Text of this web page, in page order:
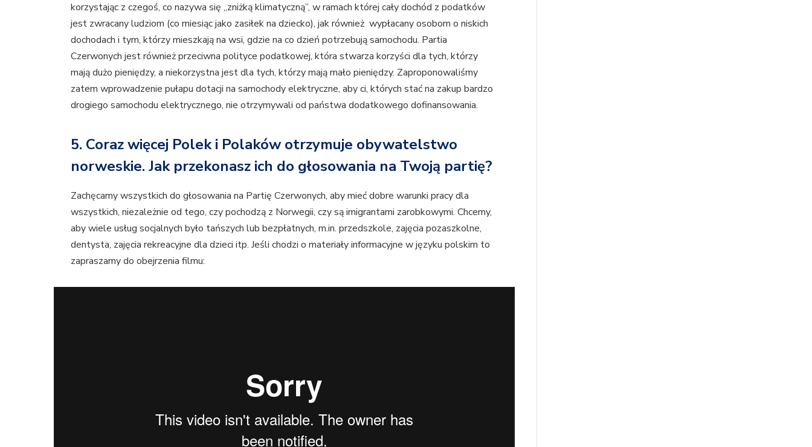
korzystając z czegoś, co nazywa się „zniżką klimatyczną”, w ramach której cały dochód z podatków
jest zwracany ludziom (co miesiąc jako zasiłek na dziecko), jak również wypłacany osobom o niskich
dochodach i tym, którzy mieszkają na wsi, gdzie na co dzień potrzebują samochodu. Partia
Czerwonych jest również przeciwna polityce podatkowej, która stwarza korzyści dla tych, którzy
mają dużo pieniędzy, a niekorzystna jest dla tych, którzy mają mało pieniędzy. Zaproponowaliśmy
zatem wprowadzenie pułapu dotacji na samochody elektryczne, aby ci, których stać na zakup bardzo
drogiego samochodu elektrycznego, nie otrzymywali od państwa dodatkowego dofinansowania.
5. Coraz więcej Polek i Polaków otrzymuje obywatelstwo
norweskie. Jak przekonasz ich do głosowania na Twoją partię?
Zachęcamy wszystkich do głosowania na Partię Czerwonych, aby mieć dobre warunki pracy dla
wszystkich, niezależnie od tego, czy pochodzą z Norwegii, czy są imigrantami zarobkowymi. Chcemy,
aby wiele usług socjalnych było tańszych lub bezpłatnych, m.in. przedszkole, zajęcia pozaszkolne,
dentysta, zajęcia rekreacyjne dla dzieci itp. Jeśli chodzi o materiały informacyjne w języku polskim to
zapraszamy do obejrzenia filmu: